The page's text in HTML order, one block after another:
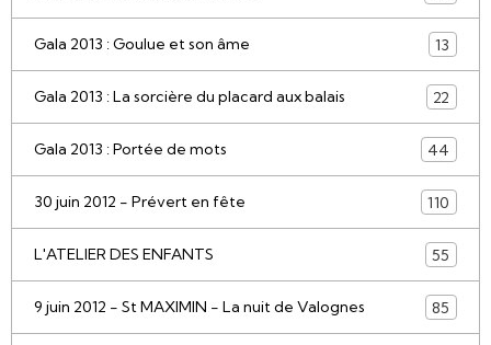
Gala 2013 : Goulue et son âme 13
Gala 2013 : La sorcière du placard aux balais 22
Gala 2013 : Portée de mots 44
30 juin 2012 - Prévert en fête 110
L'ATELIER DES ENFANTS 55
9 juin 2012 - St MAXIMIN - La nuit de Valognes 85